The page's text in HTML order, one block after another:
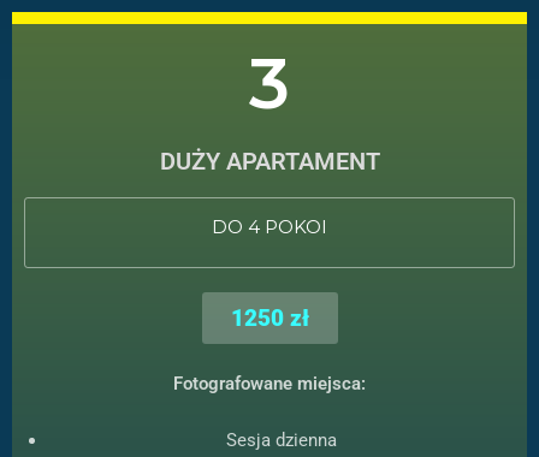
3
DUŻY APARTAMENT
DO 4 POKOI
1250 zł
Fotografowane miejsca:
Sesja dzienna